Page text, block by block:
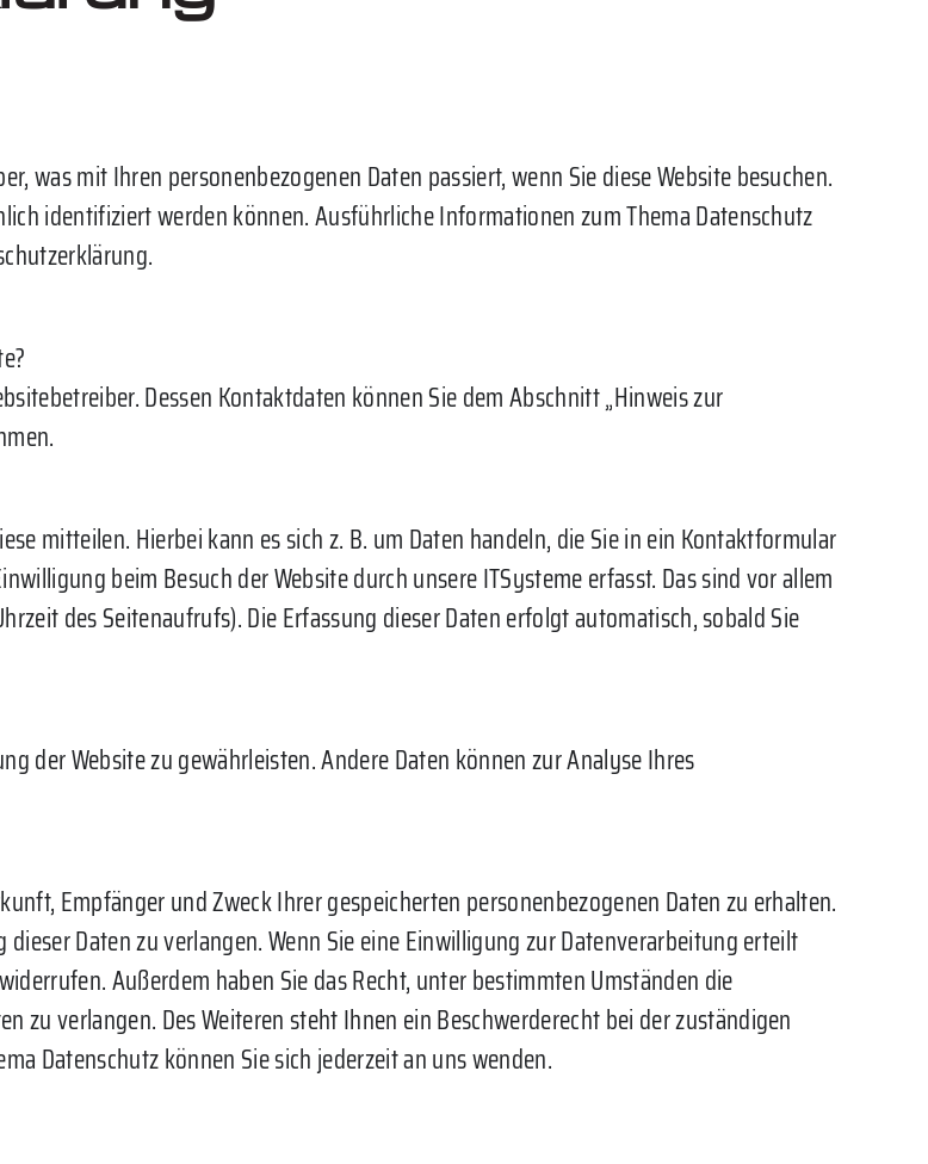
was mit Ihren personenbezogenen Daten passiert, wenn Sie diese Website besuchen.
identifiziert werden können. Ausführliche Informationen zum Thema Datenschutz
Dessen Kontaktdaten können Sie dem Abschnitt „Hinweis zur
mitteilen. Hierbei kann es sich z. B. um Daten handeln, die Sie in ein Kontaktformular
beim Besuch der Website durch unsere ITSysteme erfasst. Das sind vor allem
des Seitenaufrufs). Die Erfassung dieser Daten erfolgt automatisch, sobald Sie
der Website zu gewährleisten. Andere Daten können zur Analyse Ihres
Empfänger und Zweck Ihrer gespeicherten personenbezogenen Daten zu erhalten.
Daten zu verlangen. Wenn Sie eine Einwilligung zur Datenverarbeitung erteilt
Außerdem haben Sie das Recht, unter bestimmten Umständen die
zu verlangen. Des Weiteren steht Ihnen ein Beschwerderecht bei der zuständigen
Datenschutz können Sie sich jederzeit an uns wenden.